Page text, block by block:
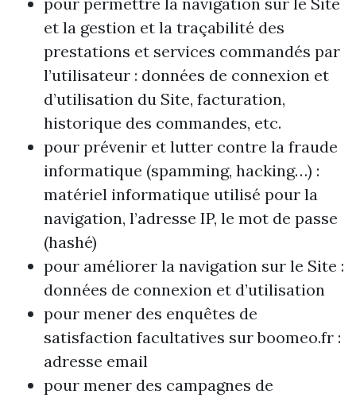
et la gestion et la traçabilité des
prestations et services commandés par
l’utilisateur : données de connexion et
d’utilisation du Site, facturation,
historique des commandes, etc.
pour prévenir et lutter contre la fraude
informatique (spamming, hacking…) :
matériel informatique utilisé pour la
navigation, l’adresse IP, le mot de passe
(hashé)
pour améliorer la navigation sur le Site :
données de connexion et d’utilisation
pour mener des enquêtes de
satisfaction facultatives sur boomeo.fr :
adresse email
pour mener des campagnes de